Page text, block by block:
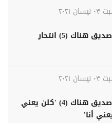
٢٠٢١
رسائل إلى صديق هناك (5) انتحار
٢٠٢١
رسائل إلى صديق هناك (4) 'كلن يعني
أنا'